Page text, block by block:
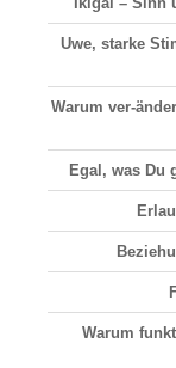
Uwe, starke
Warum ver-
Egal, was Du
Warum